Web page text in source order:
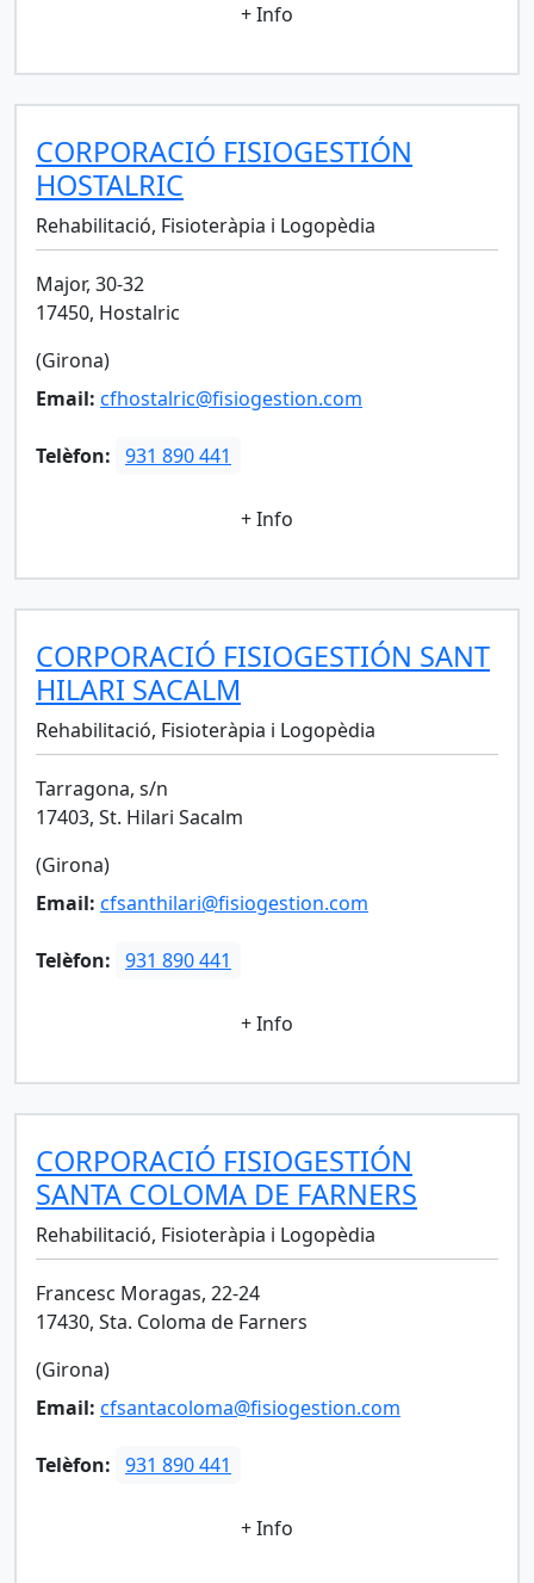
+ Info
CORPORACIÓ FISIOGESTIÓN
HOSTALRIC
Rehabilitació, Fisioteràpia i Logopèdia
Major, 30-32
17450, Hostalric
(Girona)
Email: cfhostalric@fisiogestion.com
Telèfon: 931 890 441
+ Info
CORPORACIÓ FISIOGESTIÓN SANT
HILARI SACALM
Rehabilitació, Fisioteràpia i Logopèdia
Tarragona, s/n
17403, St. Hilari Sacalm
(Girona)
Email: cfsanthilari@fisiogestion.com
Telèfon: 931 890 441
+ Info
CORPORACIÓ FISIOGESTIÓN
SANTA COLOMA DE FARNERS
Rehabilitació, Fisioteràpia i Logopèdia
Francesc Moragas, 22-24
17430, Sta. Coloma de Farners
(Girona)
Email: cfsantacoloma@fisiogestion.com
Telèfon: 931 890 441
+ Info